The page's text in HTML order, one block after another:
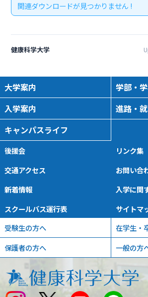
関連ダウンロードが見つかりません !
健康科学大学
大学案内
学部・
入学案内
進路・
キャンパスライフ
後援会
リンク集
交通アクセス
お問い合
新着情報
入学に関
スクールバス運行表
サイトマ
受験生の方へ
在学生・
保護者の方へ
一般の方